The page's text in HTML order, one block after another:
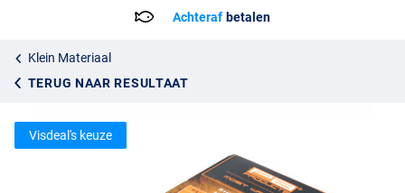
Achteraf betalen
Klein Materiaal
TERUG NAAR RESULTAAT
Visdeal's keuze